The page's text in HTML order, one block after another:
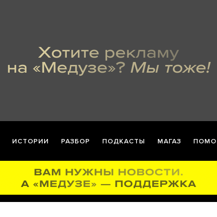
ИСТОРИИ РАЗБОР ПОДКАСТЫ МАГАЗ